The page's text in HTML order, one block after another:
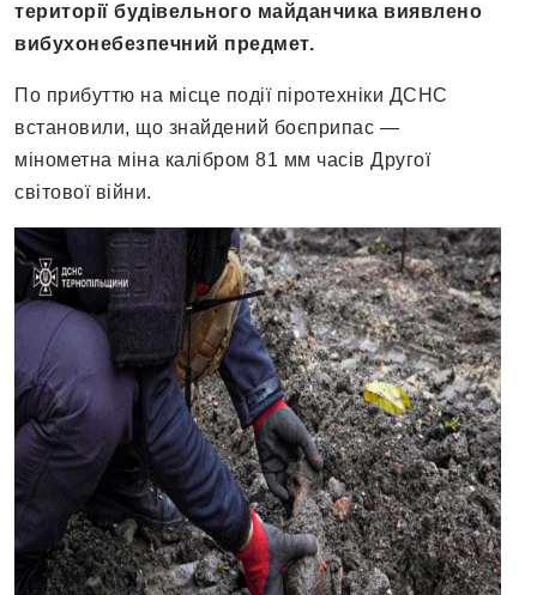
території будівельного майданчика виявлено
вибухонебезпечний предмет.
По прибуттю на місце події піротехніки ДСНС
встановили, що знайдений боєприпас —
мінометна міна калібром 81 мм часів Другої
світової війни.